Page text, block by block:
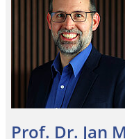
Prof. Dr. Jan